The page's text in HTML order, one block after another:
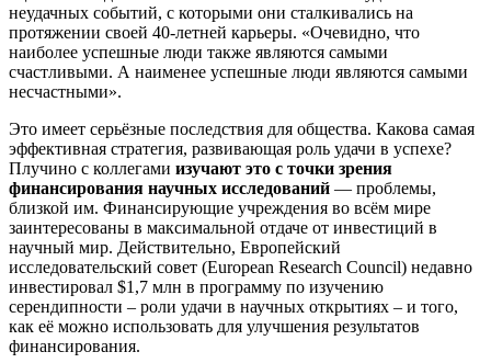
неудачных событий, с которыми они сталкивались на
протяжении своей 40-летней карьеры. «Очевидно, что
наиболее успешные люди также являются самыми
счастливыми. А наименее успешные люди являются самыми
несчастными».
Это имеет серьёзные последствия для общества. Какова самая
эффективная стратегия, развивающая роль удачи в успехе?
Плучино с коллегами изучают это с точки зрения
финансирования научных исследований — проблемы,
близкой им. Финансирующие учреждения во всём мире
заинтересованы в максимальной отдаче от инвестиций в
научный мир. Действительно, Европейский
исследовательский совет (European Research Council) недавно
инвестировал $1,7 млн в программу по изучению
серендипности – роли удачи в научных открытиях – и того,
как её можно использовать для улучшения результатов
финансирования.